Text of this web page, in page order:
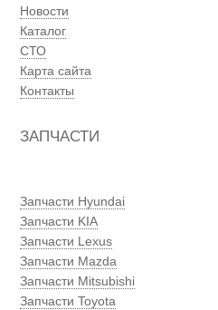
Новости
Каталог
СТО
Карта сайта
Контакты
ЗАПЧАСТИ
Запчасти Hyundai
Запчасти KIA
Запчасти Lexus
Запчасти Mazda
Запчасти Mitsubishi
Запчасти Toyota